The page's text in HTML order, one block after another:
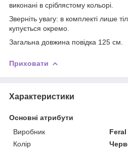
виконані в сріблястому кольорі.
Зверніть увагу: в комплекті лише
купується окремо.
Загальна довжина повідка 125 см.
Приховати
Характеристики
Основні атрибути
Виробник
Колір